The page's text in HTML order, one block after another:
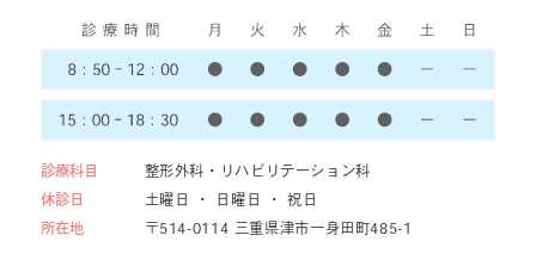
診療科目
整形外科・リハビリテーション科
休診日
土曜日 ・ 日曜日 ・ 祝日
所在地
〒514-0114 三重県津市一身田町485-1